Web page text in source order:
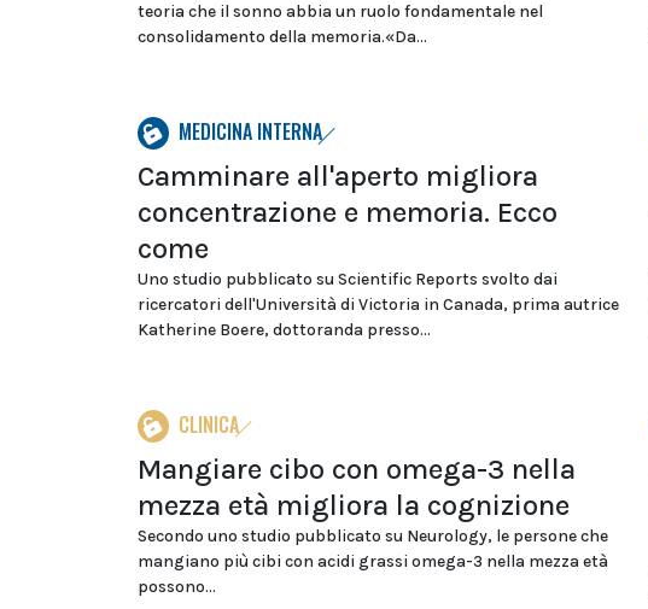
teoria che il sonno abbia un ruolo fondamentale nel
consolidamento della memoria.«Da...
MEDICINA INTERNA
Camminare all'aperto migliora
concentrazione e memoria. Ecco
come
Uno studio pubblicato su Scientific Reports svolto dai
ricercatori dell'Università di Victoria in Canada, prima autrice
Katherine Boere, dottoranda presso...
CLINICA
Mangiare cibo con omega-3 nella
mezza età migliora la cognizione
Secondo uno studio pubblicato su Neurology, le persone che
mangiano più cibi con acidi grassi omega-3 nella mezza età
possono...